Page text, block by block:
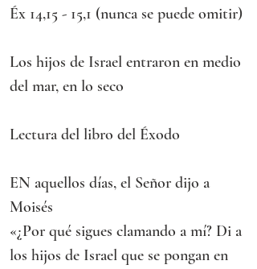
Éx 14,15 - 15,1 (nunca se puede omitir)
Los hijos de Israel entraron en medio
del mar, en lo seco
Lectura del libro del Éxodo
EN aquellos días, el Señor dijo a
Moisés
«¿Por qué sigues clamando a mí? Di a
los hijos de Israel que se pongan en